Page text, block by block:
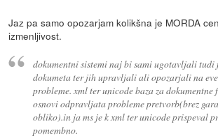
Jaz pa samo opozarjam kolikšna je MORDA
izmenljivost.
dokumentni sistemi naj bi sami ugotavljali tudi
dokumeta ter jih upravljali ali opozarjali na
probleme. xml ter unicode baza za dokumentne
osnovi odpravljata probleme pretvorb(brez
obliko).in ja ms je k xml ter unicode prispeval
pomembno.